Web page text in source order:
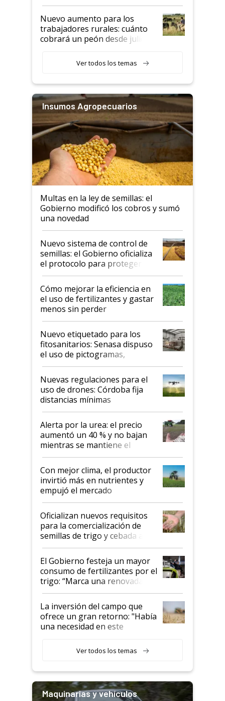
Nuevo aumento para los
trabajadores rurales: cuánto
cobrará un peón desde julio
Ver todos los temas
Insumos Agropecuarios
Multas en la ley de semillas: el
Gobierno modificó los cobros y sumó
una novedad
Nuevo sistema de control de
semillas: el Gobierno oficializa
el protocolo para proteger la
propiedad intelectual
Cómo mejorar la eficiencia en
el uso de fertilizantes y gastar
menos sin perder
productividad en la campaña
fina
Nuevo etiquetado para los
fitosanitarios: Senasa dispuso
el uso de pictogramas,
palabras de advertencia e
indicaciones
Nuevas regulaciones para el
uso de drones: Córdoba fija
distancias mínimas
Alerta por la urea: el precio
aumentó un 40 % y no bajan
mientras se mantiene el
conflicto en Medio Oriente
Con mejor clima, el productor
invirtió más en nutrientes y
empujó el mercado
Oficializan nuevos requisitos
para la comercialización de
semillas de trigo y cebada a
granel
El Gobierno festeja un mayor
consumo de fertilizantes por el
trigo: “Marca una renovada
confianza de los productores”
La inversión del campo que
ofrece un gran retorno: "Había
una necesidad en este
Ver todos los temas
Maquinarias y vehículos